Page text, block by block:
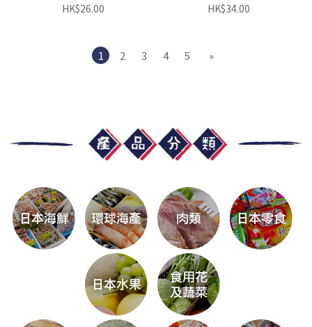
HK$26.00
HK$34.00
1 2 3 4 5 »